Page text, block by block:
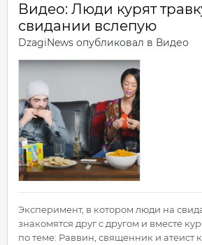
Видео: Люди курят
свидании вслепую
DzagiNews опубликовал в Видео
Эксперимент, в котором люди на
знакомятся друг с другом и вместе
по теме: Раввин, священник и атеист